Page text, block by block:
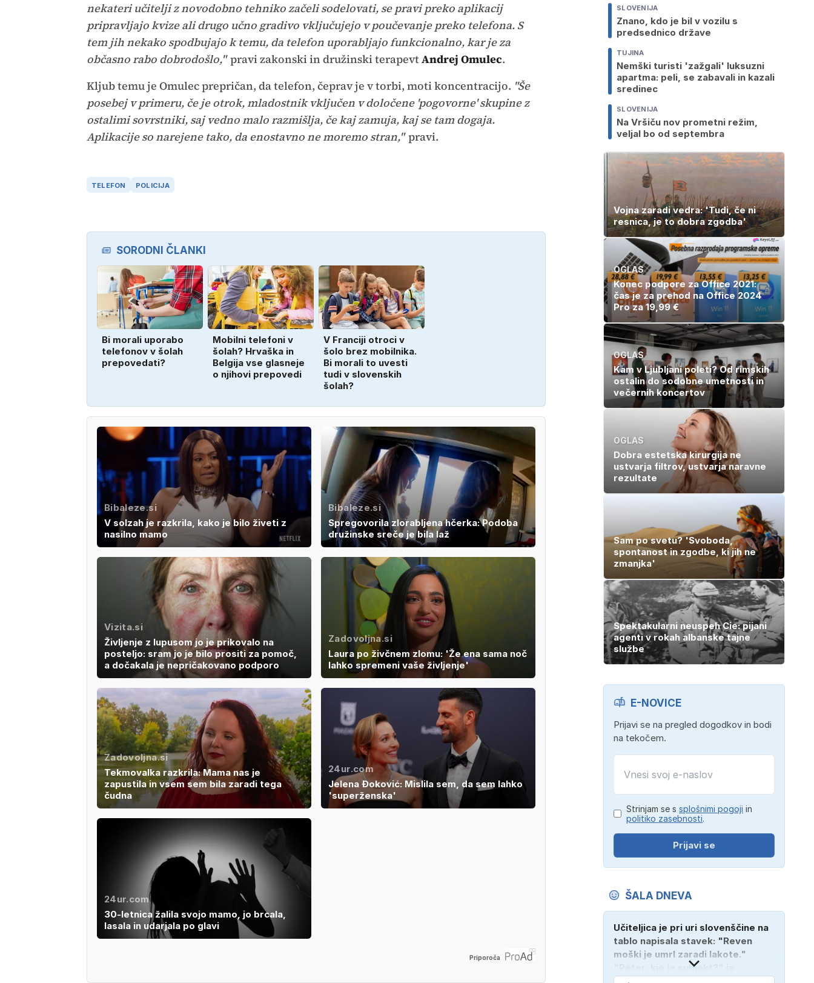
nekateri učitelji z novodobno tehniko začeli sodelovati, se pravi preko aplikacij
pripravljajo kvize ali drugo učno gradivo vključujejo v poučevanje preko telefona. S
tem jih nekako spodbujajo k temu, da telefon uporabljajo funkcionalno, kar je za
občasno rabo dobrodošlo,"pravi zakonski in družinski terapevtAndrej Omulec.
Kljub temu je Omulec prepričan, da telefon, čeprav je v torbi, moti koncentracijo. "Še
posebej v primeru, če je otrok, mladostnik vključen v določene 'pogovorne' skupine z
ostalimi sovrstniki, saj vedno malo razmišlja, če kaj zamuja, kaj se tam dogaja.
Aplikacije so narejene tako, da enostavno ne moremo stran,"pravi.
TELEFON POLICIJA
SORODNI ČLANKI
Bi morali uporabo
telefonov v šolah
prepovedati?
Mobilni telefoni v
šolah? Hrvaška in
Belgija vse glasneje
o njihovi prepovedi
V Franciji otroci v
šolo brez mobilnika.
Bi morali to uvesti
tudi v slovenskih
šolah?
Bibaleze.si
V solzah je razkrila, kako je bilo živeti z
nasilno mamo
Bibaleze.si
Spregovorila zlorabljena hčerka: Podoba
družinske sreče je bila laž
Vizita.si
Življenje z lupusom jo je prikovalo na
posteljo: sram jo je bilo prositi za pomoč,
a dočakala je nepričakovano podporo
Zadovoljna.si
Laura po živčnem zlomu: 'Že ena sama noč
lahko spremeni vaše življenje'
Zadovoljna.si
Tekmovalka razkrila: Mama nas je
zapustila in vsem sem bila zaradi tega
čudna
24ur.com
Jelena Đoković: Mislila sem, da sem lahko
'superženska'
24ur.com
30-letnica žalila svojo mamo, jo brcala,
lasala in udarjala po glavi
Priporoča
SLOVENIJA
Znano, kdo je bil v vozilu s
predsednico države
TUJINA
Nemški turisti 'zažgali' luksuzni
apartma: peli, se zabavali in kazali
sredinec
SLOVENIJA
Na Vršiču nov prometni režim,
veljal bo od septembra
Vojna zaradi vedra: 'Tudi, če ni
resnica, je to dobra zgodba'
OGLAS
Konec podpore za Office 2021:
čas je za prehod na Office 2024
Pro za 19,99 €
OGLAS
Kam v Ljubljani poleti? Od rimskih
ostalin do sodobne umetnosti in
večernih koncertov
OGLAS
Dobra estetska kirurgija ne
ustvarja filtrov, ustvarja naravne
rezultate
Sam po svetu? 'Svoboda,
spontanost in zgodbe, ki jih ne
zmanjka'
Spektakularni neuspeh Cie: pijani
agenti v rokah albanske tajne
službe
E-NOVICE
Prijavi se na pregled dogodkov in bodi
na tekočem.
Strinjam se s splošnimi pogoji in
politiko zasebnosti.
Prijavi se
ŠALA DNEVA
Učiteljica je pri uri slovenščine na
tablo napisala stavek: "Reven
moški je umrl zaradi lakote."
"Peter, kje je subjekt?" je